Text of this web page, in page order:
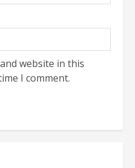
website in this
I comment.